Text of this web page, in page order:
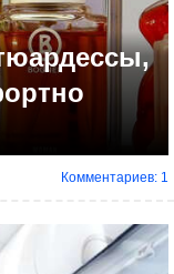
Комментариев: 1